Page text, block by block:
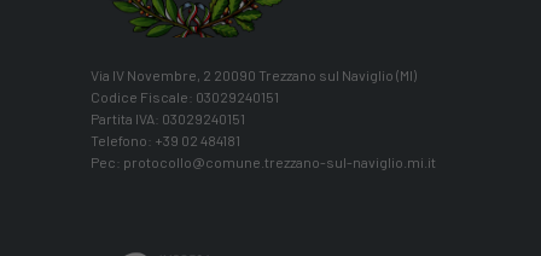
Via IV Novembre, 2 20090 Trezzano sul Naviglio (MI)
Codice Fiscale: 03029240151
Partita IVA: 03029240151
Telefono: +39 02 484181
Pec: protocollo@comune.trezzano-sul-naviglio.mi.it